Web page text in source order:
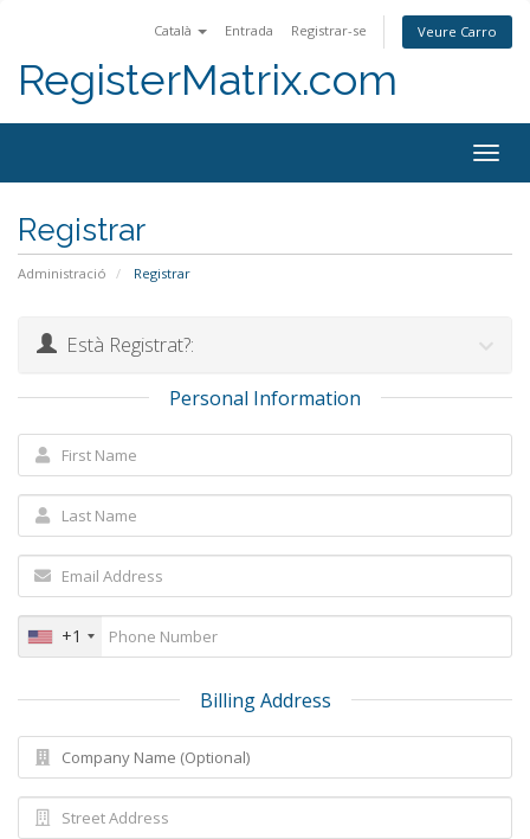
Català Entrada Registrar-se Veure Carro
RegisterMatrix.com
Registrar
Administració Registrar
Està Registrat?:
Personal Information
+1
Billing Address